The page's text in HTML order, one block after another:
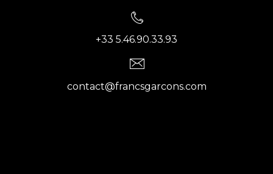
+33 5.46.90.33.93
contact@francsgarcons.com